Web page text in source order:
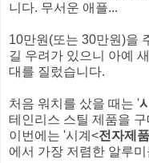
니다. 무서운 애플...
10만원(또는 30만원)을
길 우려가 있으니 아예
대를 질렀습니다.
처음 워치를 샀을 때는 '
테인리스 스틸 제품을
이번에는 '시계<전자제품
에서 가장 저렴한 알루